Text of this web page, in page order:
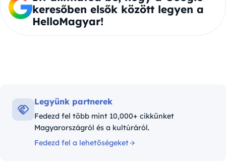
keresőben elsők között legyen a
HelloMagyar!
Legyünk partnerek
Fedezd fel több mint 10,000+ cikkünket
Magyarországról és a kultúráról.
Fedezd fel a lehetőségeket